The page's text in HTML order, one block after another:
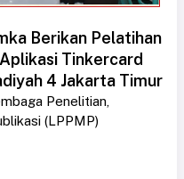
Berikan Pelatihan
Tinkercard
4 Jakarta Timur
Penelitian,
(LPPMP)